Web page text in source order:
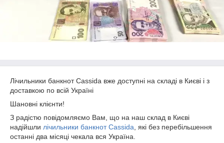
Лічильники банкнот Cassida вже доступні на складі в Києві і з
доставкою по всій Україні
Шановні клієнти!
З радістю повідомляємо Вам, що на наш склад в Києві
надійшли лічильники банкнот Cassida , які без перебільшення
останні два місяці чекала вся Україна.